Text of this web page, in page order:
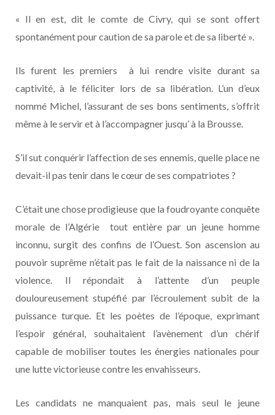
« Il en est, dit le comte de Civry, qui se sont offert
spontanément pour caution de sa parole et de sa liberté ».
Ils furent les premiers à lui rendre visite durant sa
captivité, à le féliciter lors de sa libération. L’un d’eux
nommé Michel, l’assurant de ses bons sentiments, s’offrit
même à le servir et à l’accompagner jusqu’ à la Brousse.
S’il sut conquérir l’affection de ses ennemis, quelle place ne
devait-il pas tenir dans le cœur de ses compatriotes ?
C’était une chose prodigieuse que la foudroyante conquête
morale de l’Algérie tout entière par un jeune homme
inconnu, surgit des confins de l’Ouest. Son ascension au
pouvoir suprême n’était pas le fait de la naissance ni de la
violence. Il répondait à l’attente d’un peuple
douloureusement stupéfié par l’écroulement subit de la
puissance turque. Et les poètes de l’époque, exprimant
l’espoir général, souhaitaient l’avènement d’un chérif
capable de mobiliser toutes les énergies nationales pour
une lutte victorieuse contre les envahisseurs.
Les candidats ne manquaient pas, mais seul le jeune